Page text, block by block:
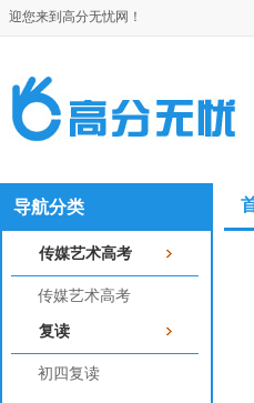
迎您来到高分无忧网！
导航分类
传媒艺术高考
传媒艺术高考
复读
初四复读